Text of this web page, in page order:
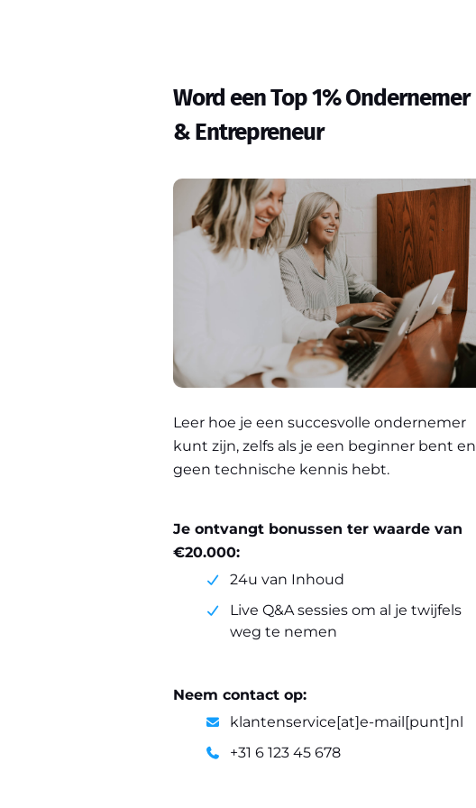
Word een Top 1% Ondernemer
& Entrepreneur
Leer hoe je een succesvolle ondernemer
kunt zijn, zelfs als je een beginner bent en
geen technische kennis hebt.
Je ontvangt bonussen ter waarde van
€20.000:
24u van Inhoud
Live Q&A sessies om al je twijfels
weg te nemen
Neem contact op:
klantenservice[at]e-mail[punt]nl
+31 6 123 45 678